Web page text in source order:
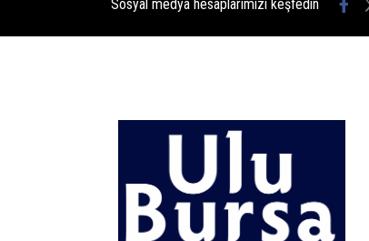
Sosyal medya hesaplarımızı keşfedin